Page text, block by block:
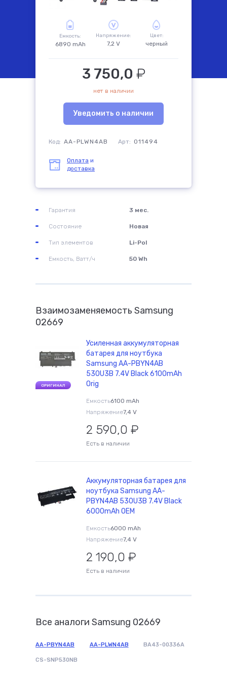
комплектующие
Емкость:
6890 mAh
Напряжение:
7,2 V
Цвет:
черный
3 750,0 ₽
нет в наличии
Уведомить о наличии
Код: AA-PLWN4AB Арт: 011494
Оплата и
доставка
Гарантия 3 мес.
Состояние Новая
Тип элементов Li-Pol
Емкость, Ватт/ч 50 Wh
Взаимозаменяемость Samsung
02669
ОРИГИНАЛ
Усиленная аккумуляторная
батарея для ноутбука
Samsung AA-PBYN4AB
530U3B 7.4V Black 6100mAh
Orig
Емкость6100 mAh
Напряжение7,4 V
2 590,0 ₽
Есть в наличии
Аккумуляторная батарея для
ноутбука Samsung AA-
PBYN4AB 530U3B 7.4V Black
6000mAh OEM
Емкость6000 mAh
Напряжение7,4 V
2 190,0 ₽
Есть в наличии
Все аналоги Samsung 02669
AA-PBYN4AB AA-PLWN4AB BA43-00336A
CS-SNP530NB